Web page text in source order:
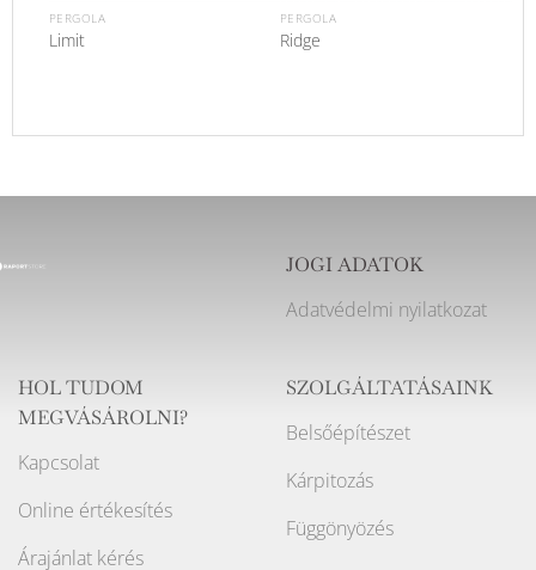
PERGOLA
Limit
PERGOLA
Ridge
JOGI ADATOK
Adatvédelmi nyilatkozat
HOL TUDOM
MEGVÁSÁROLNI?
Kapcsolat
Online értékesítés
Árajánlat kérés
SZOLGÁLTATÁSAINK
Belsőépítészet
Kárpitozás
Függönyözés